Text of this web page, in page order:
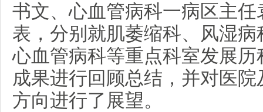
书文、心血管病科一病区主
表，分别就肌萎缩科、风湿
心血管病科等重点科室发展
成果进行回顾总结，并对医
方向进行了展望。